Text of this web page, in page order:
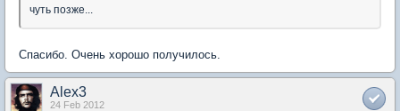
чуть позже...
Спасибо. Очень хорошо получилось.
Alex3
24 Feb 2012